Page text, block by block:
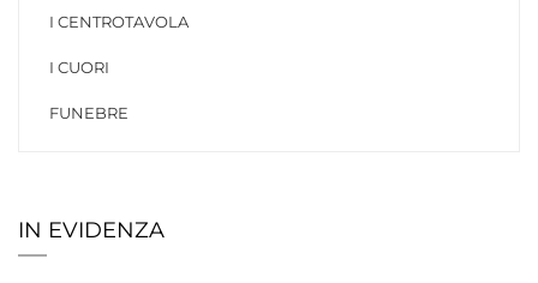
I CENTROTAVOLA
I CUORI
FUNEBRE
IN EVIDENZA